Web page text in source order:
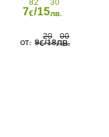
7
82
€/15
30
лв.
9
20
€/18
00
ЛВ.